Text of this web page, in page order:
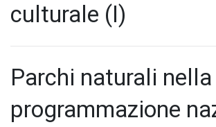
culturale (I)
Parchi naturali nella
programmazione